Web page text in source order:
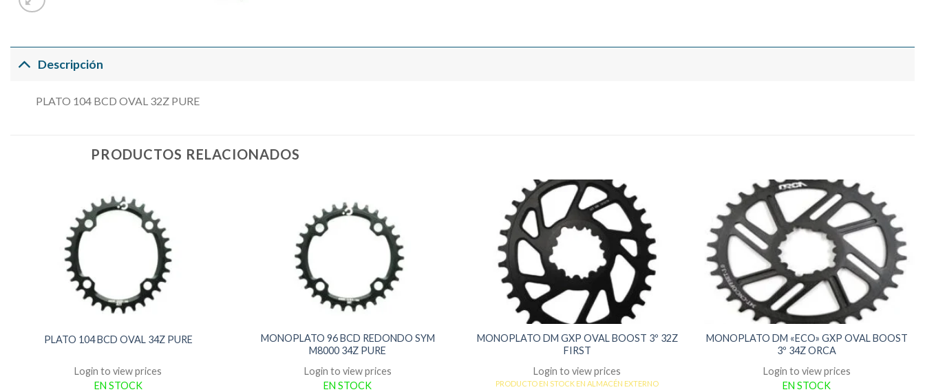
Descripción
PLATO 104 BCD OVAL 32Z PURE
PRODUCTOS RELACIONADOS
PLATO 104 BCD OVAL 34Z PURE
Login to view prices
EN STOCK
MONOPLATO 96 BCD REDONDO SYM
M8000 34Z PURE
Login to view prices
EN STOCK
MONOPLATO DM GXP OVAL BOOST 3º 32Z
FIRST
Login to view prices
PRODUCTO EN STOCK EN ALMACÉN EXTERNO
MONOPLATO DM «ECO» GXP OVAL BOOST
3º 34Z ORCA
Login to view prices
EN STOCK